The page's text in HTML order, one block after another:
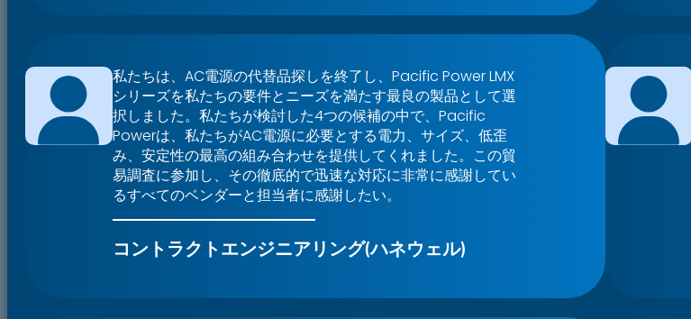
私たちは、AC電源の代替品探しを終了し、Pacific Power LMX
シリーズを私たちの要件とニーズを満たす最良の製品として選
択しました。私たちが検討した4つの候補の中で、Pacific
Powerは、私たちがAC電源に必要とする電力、サイズ、低歪
み、安定性の最高の組み合わせを提供してくれました。この貿
易調査に参加し、その徹底的で迅速な対応に非常に感謝してい
るすべてのベンダーと担当者に感謝したい。
コントラクトエンジニアリング(ハネウェル)